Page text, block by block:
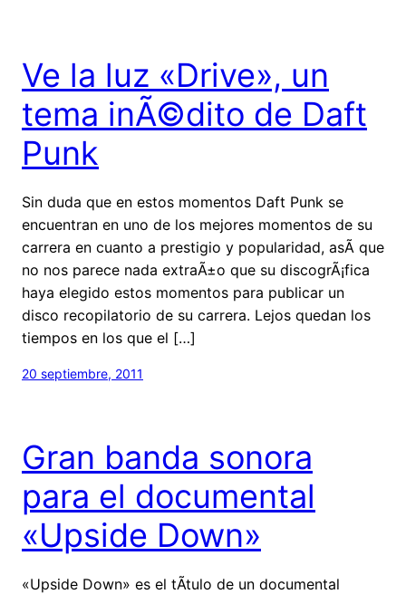
Ve la luz «Drive», un
tema inÃ©dito de Daft
Punk
Sin duda que en estos momentos Daft Punk se
encuentran en uno de los mejores momentos de su
carrera en cuanto a prestigio y popularidad, asÃ­ que
no nos parece nada extraÃ±o que su discogrÃ¡fica
haya elegido estos momentos para publicar un
disco recopilatorio de su carrera. Lejos quedan los
tiempos en los que el […]
20 septiembre, 2011
Gran banda sonora
para el documental
«Upside Down»
«Upside Down» es el tÃ­tulo de un documental